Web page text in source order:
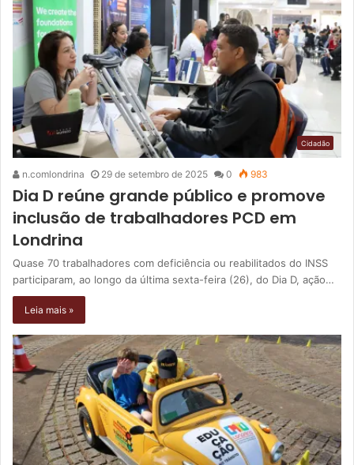
Cidadão
n.comlondrina 29 de setembro de 2025 0 983
Dia D reúne grande público e promove
inclusão de trabalhadores PCD em
Londrina
Quase 70 trabalhadores com deficiência ou reabilitados do INSS
participaram, ao longo da última sexta-feira (26), do Dia D, ação…
Leia mais »